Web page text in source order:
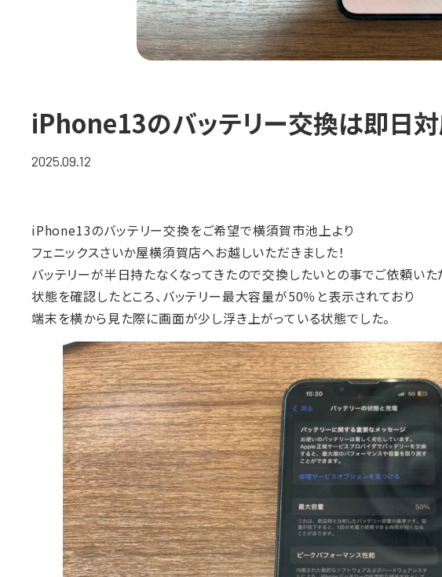
iPhone13のバッテリー交換は即日対
2025.09.12
iPhone13のバッテリー交換をご希望で横須賀市池上より
フェニックスさいか屋横須賀店へお越しいただきました！
バッテリーが半日持たなくなってきたので交換したいとの事でご依頼いた
状態を確認したところ、バッテリー最大容量が50％と表示されており
端末を横から見た際に画面が少し浮き上がっている状態でした。